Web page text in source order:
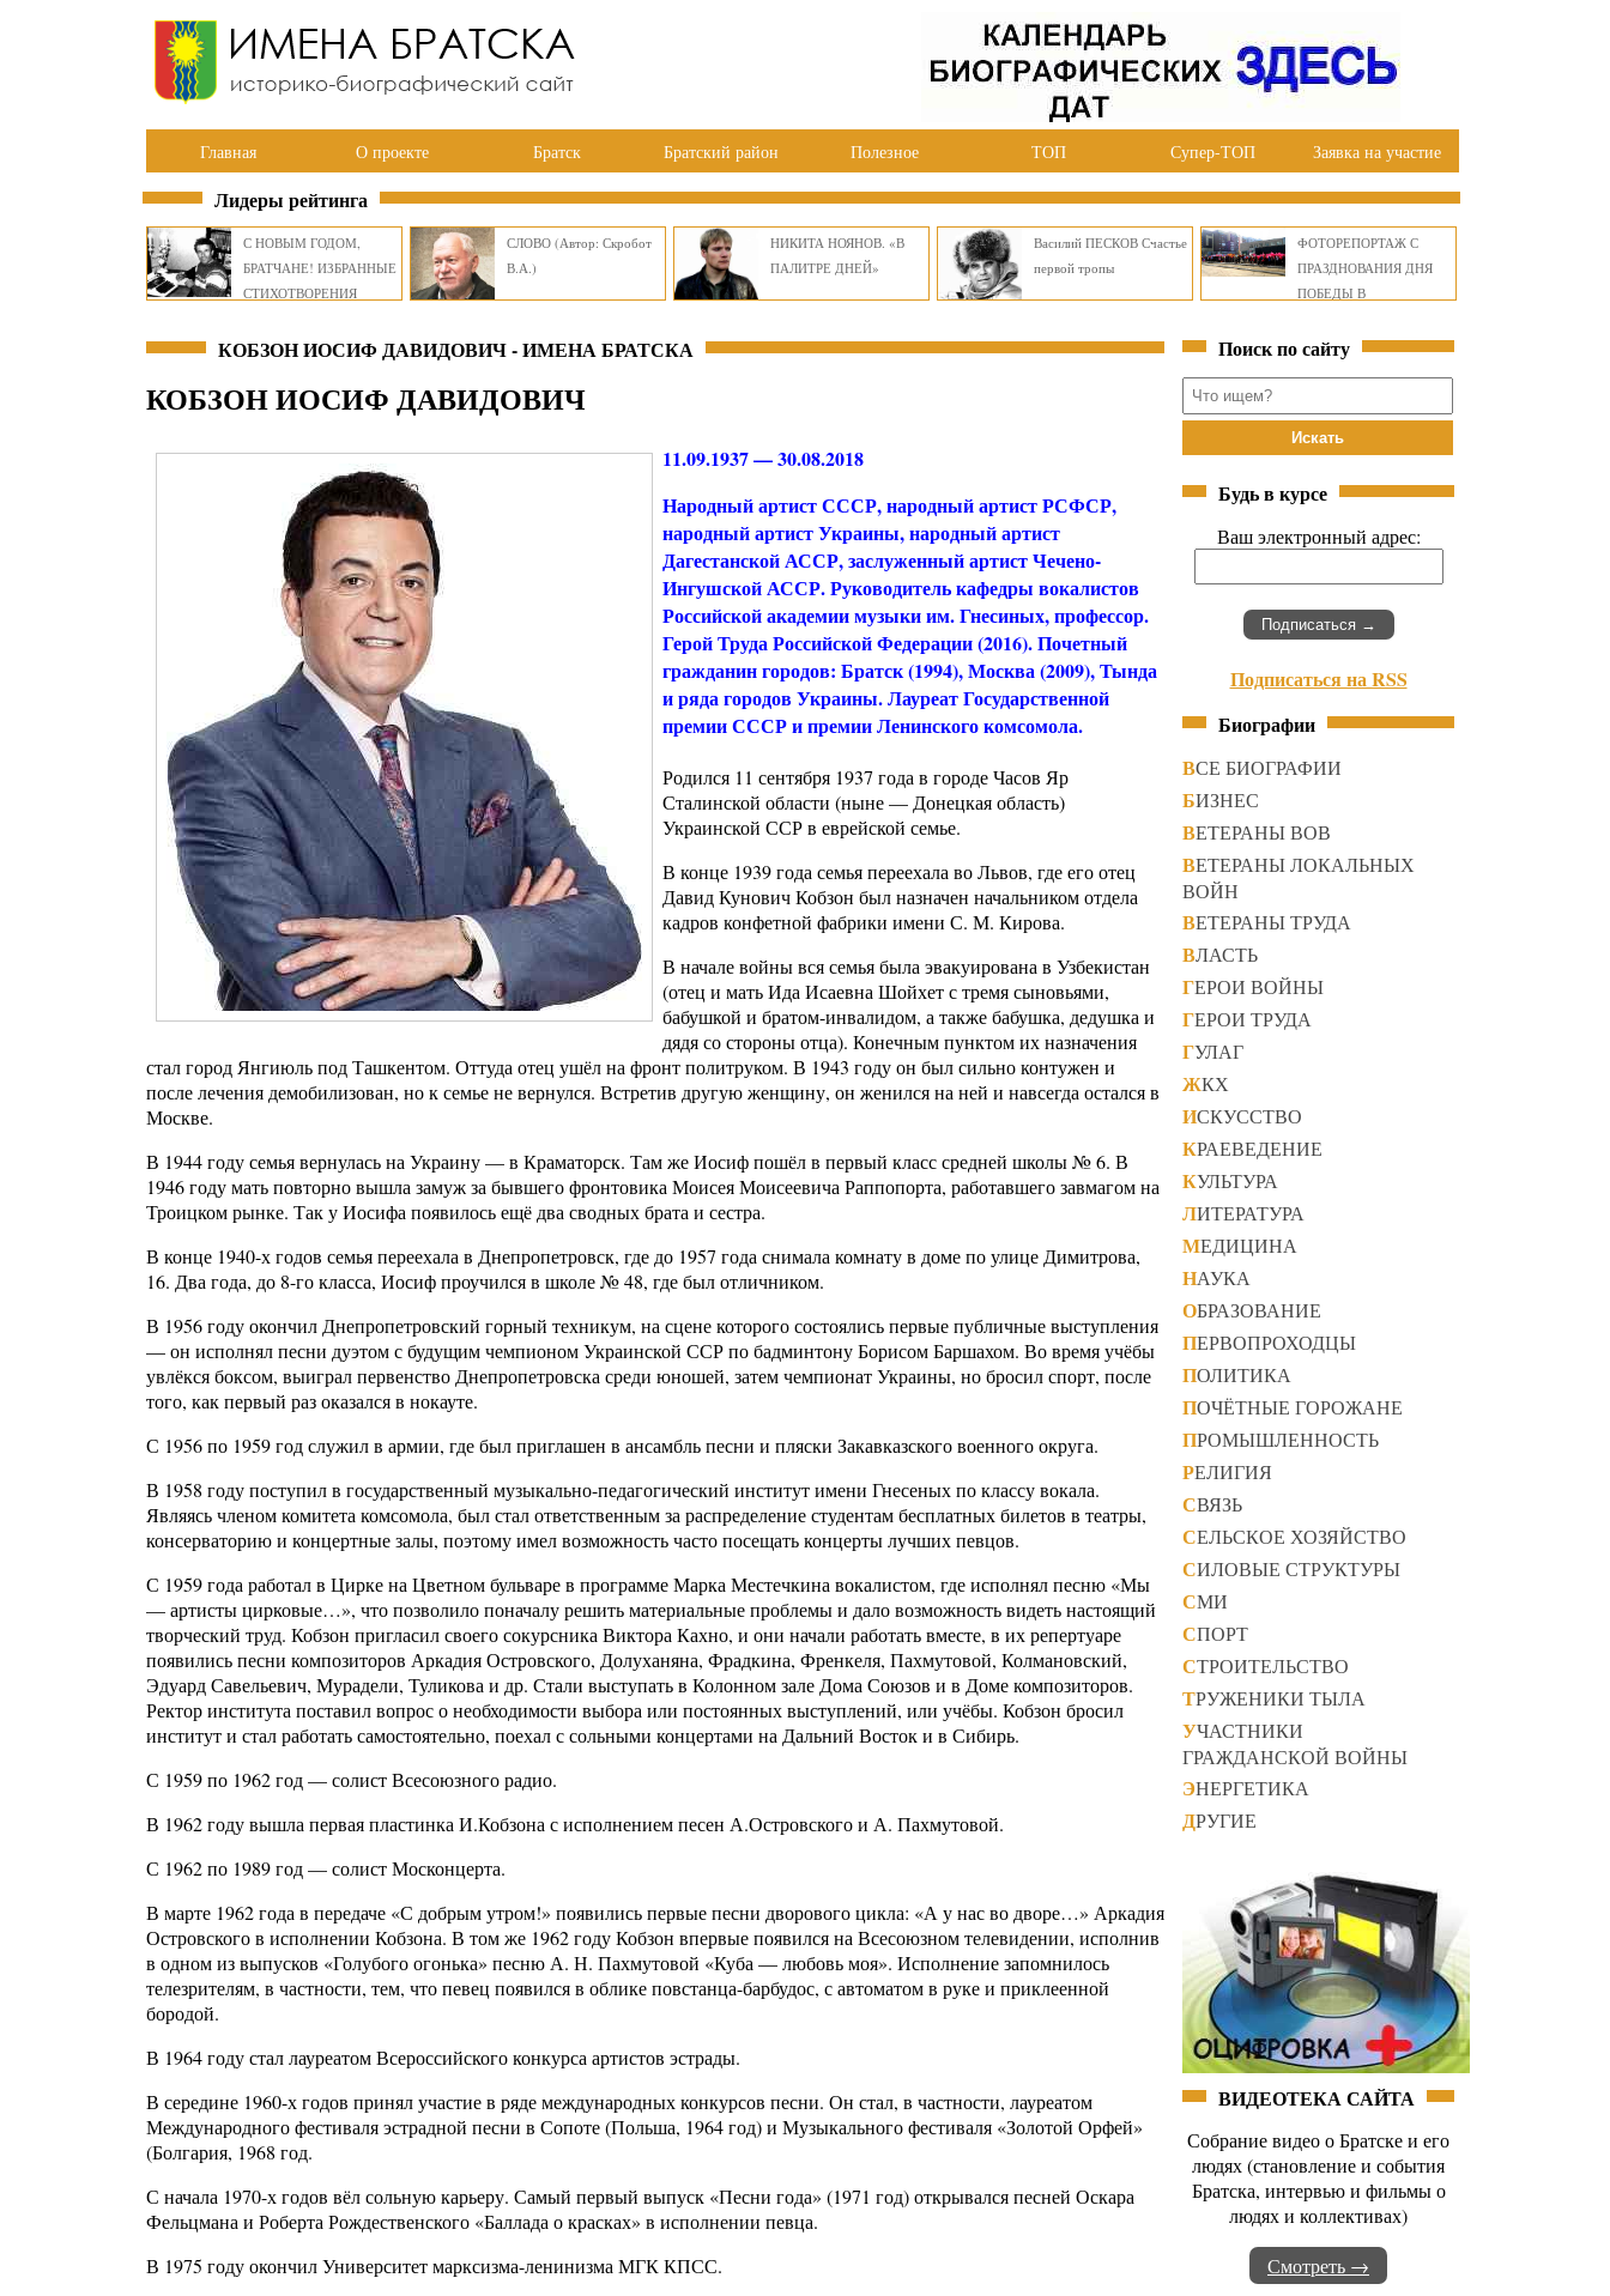
Главная О проекте Братск Братский район Полезное ТОП Супер-ТОП Заявка на участие
Лидеры рейтинга
С НОВЫМ ГОДОМ,
БРАТЧАНЕ! ИЗБРАННЫЕ
СТИХОТВОРЕНИЯ
СЛОВО (Автор: Скробот
В.А.)
НИКИТА НОЯНОВ. «В
ПАЛИТРЕ ДНЕЙ»
Василий ПЕСКОВ Счастье
первой тропы
ФОТОРЕПОРТАЖ С
ПРАЗДНОВАНИЯ ДНЯ
ПОБЕДЫ В
ОКРУГЕ БРАТСКА
КОБЗОН ИОСИФ ДАВИДОВИЧ - ИМЕНА БРАТСКА
КОБЗОН ИОСИФ ДАВИДОВИЧ
11.09.1937 — 30.08.2018
Народный артист СССР, народный артист РСФСР,
народный артист Украины, народный артист
Дагестанской АССР, заслуженный артист Чечено-
Ингушской АССР. Руководитель кафедры вокалистов
Российской академии музыки им. Гнесиных, профессор.
Герой Труда Российской Федерации (2016). Почетный
гражданин городов: Братск (1994), Москва (2009), Тында
и ряда городов Украины. Лауреат Государственной
премии СССР и премии Ленинского комсомола.
Родился 11 сентября 1937 года в городе Часов Яр
Сталинской области (ныне — Донецкая область)
Украинской ССР в еврейской семье.
В конце 1939 года семья переехала во Львов, где его отец
Давид Кунович Кобзон был назначен начальником отдела
кадров конфетной фабрики имени С. М. Кирова.
В начале войны вся семья была эвакуирована в Узбекистан
(отец и мать Ида Исаевна Шойхет с тремя сыновьями,
бабушкой и братом-инвалидом, а также бабушка, дедушка и
дядя со стороны отца). Конечным пунктом их назначения
стал город Янгиюль под Ташкентом. Оттуда отец ушёл на фронт политруком. В 1943 году он был сильно контужен и
после лечения демобилизован, но к семье не вернулся. Встретив другую женщину, он женился на ней и навсегда остался в
Москве.
В 1944 году семья вернулась на Украину — в Краматорск. Там же Иосиф пошёл в первый класс средней школы № 6. В
1946 году мать повторно вышла замуж за бывшего фронтовика Моисея Моисеевича Раппопорта, работавшего завмагом на
Троицком рынке. Так у Иосифа появилось ещё два сводных брата и сестра.
В конце 1940-х годов семья переехала в Днепропетровск, где до 1957 года снимала комнату в доме по улице Димитрова,
16. Два года, до 8-го класса, Иосиф проучился в школе № 48, где был отличником.
В 1956 году окончил Днепропетровский горный техникум, на сцене которого состоялись первые публичные выступления
— он исполнял песни дуэтом с будущим чемпионом Украинской ССР по бадминтону Борисом Баршахом. Во время учёбы
увлёкся боксом, выиграл первенство Днепропетровска среди юношей, затем чемпионат Украины, но бросил спорт, после
того, как первый раз оказался в нокауте.
С 1956 по 1959 год служил в армии, где был приглашен в ансамбль песни и пляски Закавказского военного округа.
В 1958 году поступил в государственный музыкально-педагогический институт имени Гнесеных по классу вокала.
Являясь членом комитета комсомола, был стал ответственным за распределение студентам бесплатных билетов в театры,
консерваторию и концертные залы, поэтому имел возможность часто посещать концерты лучших певцов.
С 1959 года работал в Цирке на Цветном бульваре в программе Марка Местечкина вокалистом, где исполнял песню «Мы
— артисты цирковые…», что позволило поначалу решить материальные проблемы и дало возможность видеть настоящий
творческий труд. Кобзон пригласил своего сокурсника Виктора Кахно, и они начали работать вместе, в их репертуаре
появились песни композиторов Аркадия Островского, Долуханяна, Фрадкина, Френкеля, Пахмутовой, Колмановский,
Эдуард Савельевич, Мурадели, Туликова и др. Стали выступать в Колонном зале Дома Союзов и в Доме композиторов.
Ректор института поставил вопрос о необходимости выбора или постоянных выступлений, или учёбы. Кобзон бросил
институт и стал работать самостоятельно, поехал с сольными концертами на Дальний Восток и в Сибирь.
С 1959 по 1962 год — солист Всесоюзного радио.
В 1962 году вышла первая пластинка И.Кобзона с исполнением песен А.Островского и А. Пахмутовой.
С 1962 по 1989 год — солист Москонцерта.
В марте 1962 года в передаче «С добрым утром!» появились первые песни дворового цикла: «А у нас во дворе…» Аркадия
Островского в исполнении Кобзона. В том же 1962 году Кобзон впервые появился на Всесоюзном телевидении, исполнив
в одном из выпусков «Голубого огонька» песню А. Н. Пахмутовой «Куба — любовь моя». Исполнение запомнилось
телезрителям, в частности, тем, что певец появился в облике повстанца-барбудос, с автоматом в руке и приклеенной
бородой.
В 1964 году стал лауреатом Всероссийского конкурса артистов эстрады.
В середине 1960-х годов принял участие в ряде международных конкурсов песни. Он стал, в частности, лауреатом
Международного фестиваля эстрадной песни в Сопоте (Польша, 1964 год) и Музыкального фестиваля «Золотой Орфей»
(Болгария, 1968 год.
С начала 1970-х годов вёл сольную карьеру. Самый первый выпуск «Песни года» (1971 год) открывался песней Оскара
Фельцмана и Роберта Рождественского «Баллада о красках» в исполнении певца.
В 1975 году окончил Университет марксизма-ленинизма МГК КПСС.
Поиск по сайту
Будь в курсе
Ваш электронный адрес:
Подписаться на RSS
Биографии
ВСЕ БИОГРАФИИ
БИЗНЕС
ВЕТЕРАНЫ ВОВ
ВЕТЕРАНЫ ЛОКАЛЬНЫХ
ВОЙН
ВЕТЕРАНЫ ТРУДА
ВЛАСТЬ
ГЕРОИ ВОЙНЫ
ГЕРОИ ТРУДА
ГУЛАГ
ЖКХ
ИСКУССТВО
КРАЕВЕДЕНИЕ
КУЛЬТУРА
ЛИТЕРАТУРА
МЕДИЦИНА
НАУКА
ОБРАЗОВАНИЕ
ПЕРВОПРОХОДЦЫ
ПОЛИТИКА
ПОЧЁТНЫЕ ГОРОЖАНЕ
ПРОМЫШЛЕННОСТЬ
РЕЛИГИЯ
СВЯЗЬ
СЕЛЬСКОЕ ХОЗЯЙСТВО
СИЛОВЫЕ СТРУКТУРЫ
СМИ
СПОРТ
СТРОИТЕЛЬСТВО
ТРУЖЕНИКИ ТЫЛА
УЧАСТНИКИ
ГРАЖДАНСКОЙ ВОЙНЫ
ЭНЕРГЕТИКА
ДРУГИЕ
ВИДЕОТЕКА САЙТА
Собрание видео о Братске и его
людях (становление и события
Братска, интервью и фильмы о
людях и коллективах)
Смотреть →